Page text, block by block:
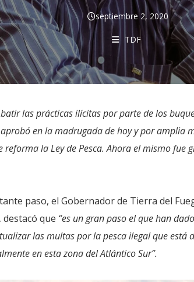
septiembre 2, 2020
TDF
las prácticas ilícitas por parte de los
en la madrugada de hoy y por amplia
reforma la Ley de Pesca. Ahora el mismo fue
paso, el Gobernador de Tierra del
que “es un gran paso el que han
las multas por la pesca ilegal que está
en esta zona del Atlántico Sur”.